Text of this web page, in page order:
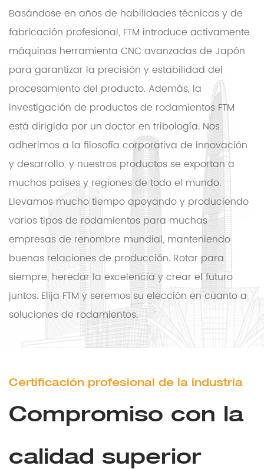
Basándose en años de habilidades técnicas y de
fabricación profesional, FTM introduce activamente
máquinas herramienta CNC avanzadas de Japón
para garantizar la precisión y estabilidad del
procesamiento del producto. Además, la
investigación de productos de rodamientos FTM
está dirigida por un doctor en tribología. Nos
adherimos a la filosofía corporativa de innovación
y desarrollo, y nuestros productos se exportan a
muchos países y regiones de todo el mundo.
Llevamos mucho tiempo apoyando y produciendo
varios tipos de rodamientos para muchas
empresas de renombre mundial, manteniendo
buenas relaciones de producción. Rotar para
siempre, heredar la excelencia y crear el futuro
juntos. Elija FTM y seremos su elección en cuanto a
soluciones de rodamientos.
Certificación profesional de la industria
Compromiso con la
calidad superior